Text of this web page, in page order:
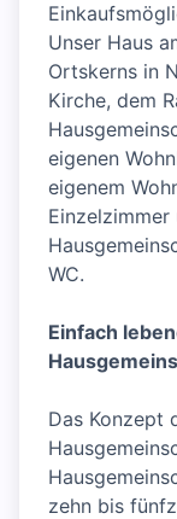
Unser Haus
Ortskerns in
Kirche, dem
eigenen
eigenem
WC.
Einfach
Das Konzept
zehn bis